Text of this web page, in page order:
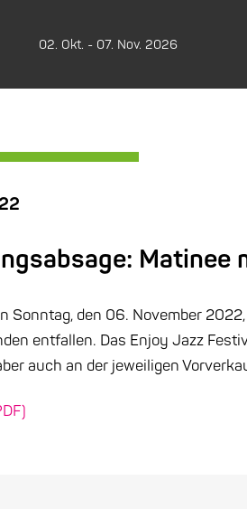
02. Okt. - 07. Nov. 2026
Sonntag, den 06. November
entfallen. Das Enjoy Jazz
auch an der jeweiligen